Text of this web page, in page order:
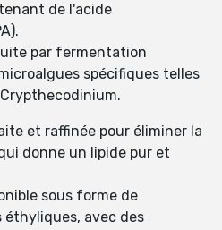
de l'acide
par fermentation
spécifiques telles
et raffinée pour éliminer la
donne un lipide pur et
sous forme de
avec des